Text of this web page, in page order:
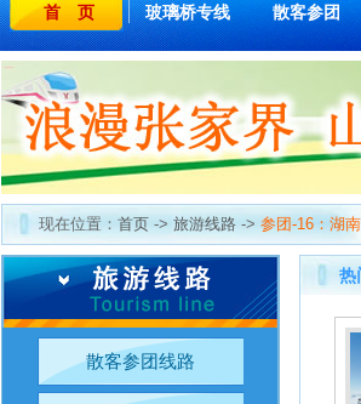
首 页 玻璃桥专线 散客参团
现在位置： 首页 -> 旅游线路 -> 参团-16：湖
散客参团线路
热